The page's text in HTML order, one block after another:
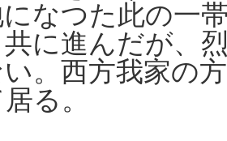
なつた此の一
に進んだが、
い。西方我家の
る。